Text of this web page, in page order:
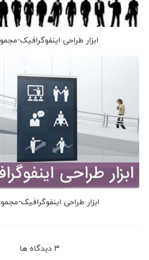
ابزار طراحی اینفوگرافیک-
ابزار طراحی اینفوگرافیک-
3 دیدگاه ها